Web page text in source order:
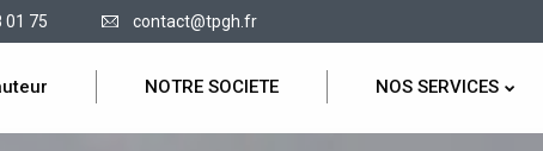
01 75 contact@tpgh.fr
NOTRE SOCIETE NOS SERVICES